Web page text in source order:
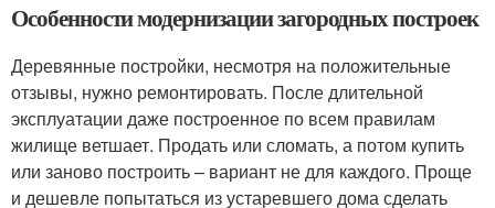
Особенности модернизации загородных построек
Деревянные постройки, несмотря на положительные
отзывы, нужно ремонтировать. После длительной
эксплуатации даже построенное по всем правилам
жилище ветшает. Продать или сломать, а потом купить
или заново построить – вариант не для каждого. Проще
и дешевле попытаться из устаревшего дома сделать